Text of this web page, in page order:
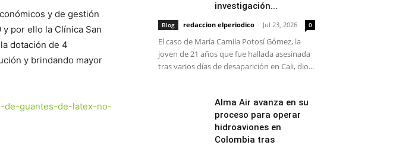
y de gestión
y por ello la Clínica San
la dotación de 4
y brindando mayor
de-guantes-de-latex-no-
investigación...
Blog redaccion elperiodico - Jul 23, 2026 0
El caso de María Camila Potosí Gómez, la
joven de 21 años que fue hallada asesinada
tras varios días de desaparición en Cali, dio...
Alma Air avanza en su
proceso para operar
hidroaviones en
Colombia tras